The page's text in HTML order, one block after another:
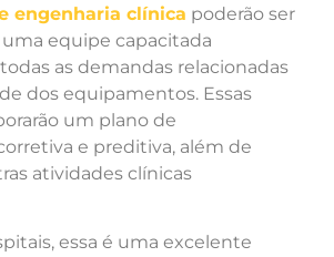
engenharia clínica poderão ser
uma equipe capacitada
as demandas relacionadas
dos equipamentos. Essas
um plano de
e preditiva, além de
atividades clínicas
essa é uma excelente